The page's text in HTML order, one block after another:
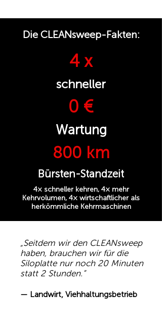
Die CLEANsweep-Fakten:
4 x
schneller
0 €
Wartung
800 km
Bürsten-Standzeit
4× schneller kehren, 4× mehr
Kehrvolumen, 4× wirtschaftlicher als
herkömmliche Kehrmaschinen
„Seitdem wir den CLEANsweep
haben, brauchen wir für die
Siloplatte nur noch 20 Minuten
statt 2 Stunden.“
— Landwirt, Viehhaltungsbetrieb